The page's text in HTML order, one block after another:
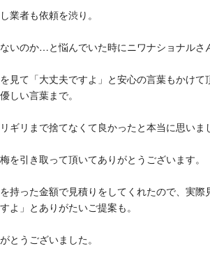
業者も依頼を渋り。
いのか…と悩んでいた時にニワナショナルさ
見て「大丈夫ですよ」と安心の言葉もかけ
しい言葉まで。
ギリまで捨てなくて良かったと本当に思いま
を引き取って頂いてありがとうございます。
持った金額で見積りをしてくれたので、実
よ」とありがたいご提案も。
とうございました。